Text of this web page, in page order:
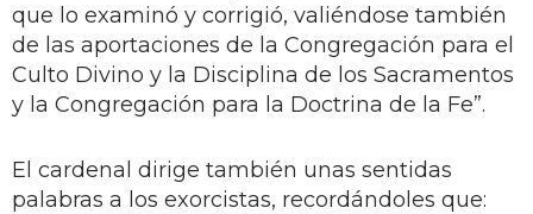
que lo examinó y corrigió, valiéndose también
de las aportaciones de la Congregación para el
Culto Divino y la Disciplina de los Sacramentos
y la Congregación para la Doctrina de la Fe”.
El cardenal dirige también unas sentidas
palabras a los exorcistas, recordándoles que: